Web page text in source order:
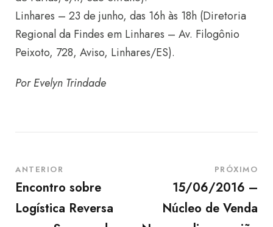
Linhares – 23 de junho, das 16h às 18h (Diretoria
Regional da Findes em Linhares – Av. Filogônio
Peixoto, 728, Aviso, Linhares/ES).
Por Evelyn Trindade
ANTERIOR
Encontro sobre
Logística Reversa
PRÓXIMO
15/06/2016 –
Núcleo de Venda